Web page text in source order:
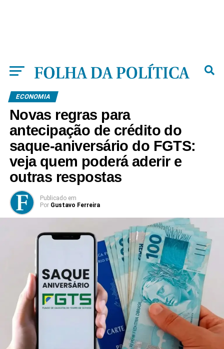
ECONOMIA
Novas regras para
antecipação de crédito do
saque-aniversário do FGTS:
veja quem poderá aderir e
outras respostas
Publicado em
Por Gustavo Ferreira